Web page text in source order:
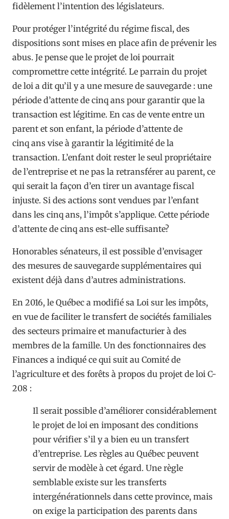
fidèlement l’intention des législateurs.
Pour protéger l’intégrité du régime fiscal, des
dispositions sont mises en place afin de prévenir les
abus. Je pense que le projet de loi pourrait
compromettre cette intégrité. Le parrain du projet
de loi a dit qu’il y a une mesure de sauvegarde : une
période d’attente de cinq ans pour garantir que la
transaction est légitime. En cas de vente entre un
parent et son enfant, la période d’attente de
cinq ans vise à garantir la légitimité de la
transaction. L’enfant doit rester le seul propriétaire
de l’entreprise et ne pas la retransférer au parent, ce
qui serait la façon d’en tirer un avantage fiscal
injuste. Si des actions sont vendues par l’enfant
dans les cinq ans, l’impôt s’applique. Cette période
d’attente de cinq ans est-elle suffisante?
Honorables sénateurs, il est possible d’envisager
des mesures de sauvegarde supplémentaires qui
existent déjà dans d’autres administrations.
En 2016, le Québec a modifié sa Loi sur les impôts,
en vue de faciliter le transfert de sociétés familiales
des secteurs primaire et manufacturier à des
membres de la famille. Un des fonctionnaires des
Finances a indiqué ce qui suit au Comité de
l’agriculture et des forêts à propos du projet de loi C-
208 :
Il serait possible d’améliorer considérablement
le projet de loi en imposant des conditions
pour vérifier s’il y a bien eu un transfert
d’entreprise. Les règles au Québec peuvent
servir de modèle à cet égard. Une règle
semblable existe sur les transferts
intergénérationnels dans cette province, mais
on exige la participation des parents dans